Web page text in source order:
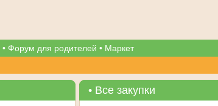
• Форум для родителей • Маркет
• Все закупки